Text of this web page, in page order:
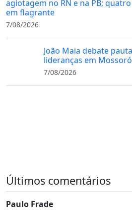
agiotagem no RN e na PB;
em flagrante
7/08/2026
João Maia debate
lideranças em Mossoró
7/08/2026
Últimos comentários
Paulo Frade